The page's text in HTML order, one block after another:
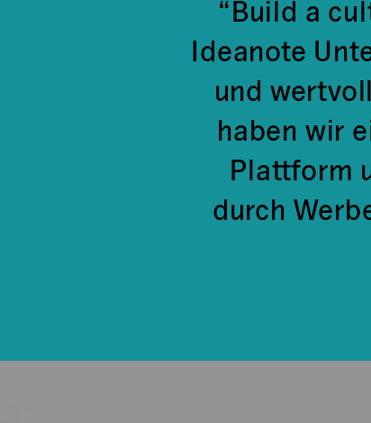
“Build a
Ideanote
und
haben wir
Plattform
durch